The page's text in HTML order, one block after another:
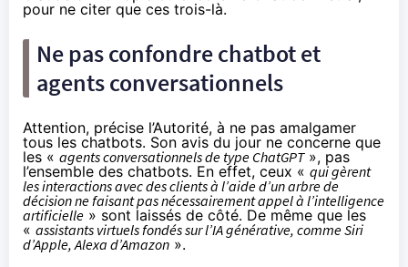
pour ne citer que ces trois-là.
Ne pas confondre chatbot et
agents conversationnels
Attention, précise l’Autorité, à ne pas amalgamer
tous les chatbots. Son avis du jour ne concerne que
les « agents conversationnels de type ChatGPT», pas
l’ensemble des chatbots. En effet, ceux « qui gèrent
les interactions avec des clients à l’aide d’un arbre de
décision ne faisant pas nécessairement appel à l’intelligence
artificielle » sont laissés de côté. De même que les
« assistants virtuels fondés sur l’IA générative, comme Siri
d’Apple, Alexa d’Amazon ».